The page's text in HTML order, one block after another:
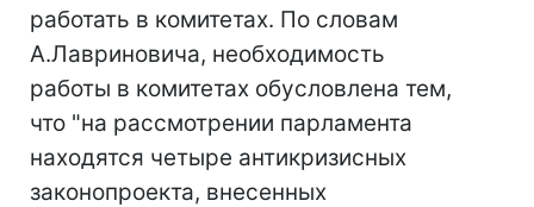
работать в комитетах. По словам
А.Лавриновича, необходимость
работы в комитетах обусловлена тем,
что "на рассмотрении парламента
находятся четыре антикризисных
законопроекта, внесенных